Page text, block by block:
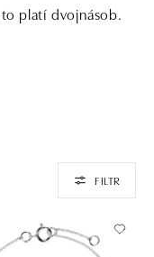
platí dvojnásob.
FILTR